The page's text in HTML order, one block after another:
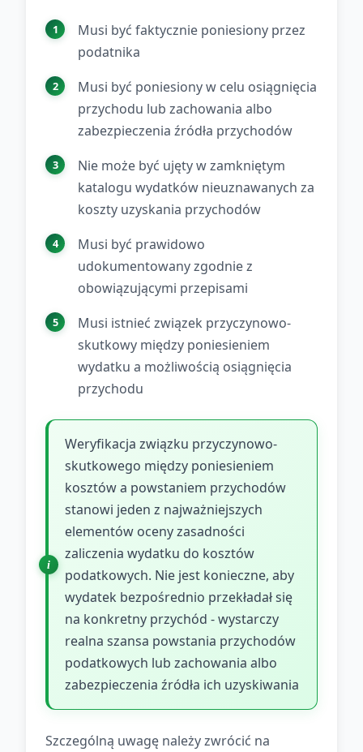
Musi być faktycznie poniesiony przez
podatnika
Musi być poniesiony w celu osiągnięcia
przychodu lub zachowania albo
zabezpieczenia źródła przychodów
Nie może być ujęty w zamkniętym
katalogu wydatków nieuznawanych za
koszty uzyskania przychodów
Musi być prawidowo
udokumentowany zgodnie z
obowiązującymi przepisami
Musi istnieć związek przyczynowo-
skutkowy między poniesieniem
wydatku a możliwością osiągnięcia
przychodu
Weryfikacja związku przyczynowo-
skutkowego między poniesieniem
kosztów a powstaniem przychodów
stanowi jeden z najważniejszych
elementów oceny zasadności
zaliczenia wydatku do kosztów
podatkowych. Nie jest konieczne, aby
wydatek bezpośrednio przekładał się
na konkretny przychód - wystarczy
realna szansa powstania przychodów
podatkowych lub zachowania albo
zabezpieczenia źródła ich uzyskiwania
Szczególną uwagę należy zwrócić na